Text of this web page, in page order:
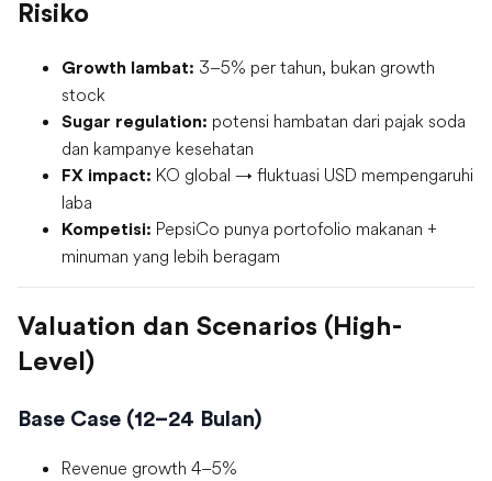
Risiko
Growth lambat: 3–5% per tahun, bukan growth
stock
Sugar regulation: potensi hambatan dari pajak soda
dan kampanye kesehatan
FX impact: KO global → fluktuasi USD mempengaruhi
laba
Kompetisi: PepsiCo punya portofolio makanan +
minuman yang lebih beragam
Valuation dan Scenarios (High-
Level)
Base Case (12–24 Bulan)
Revenue growth 4–5%